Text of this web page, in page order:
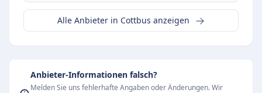
Alle Anbieter in Cottbus anzeigen
Anbieter-Informationen falsch?
Melden Sie uns fehlerhafte Angaben oder Änderungen. Wir